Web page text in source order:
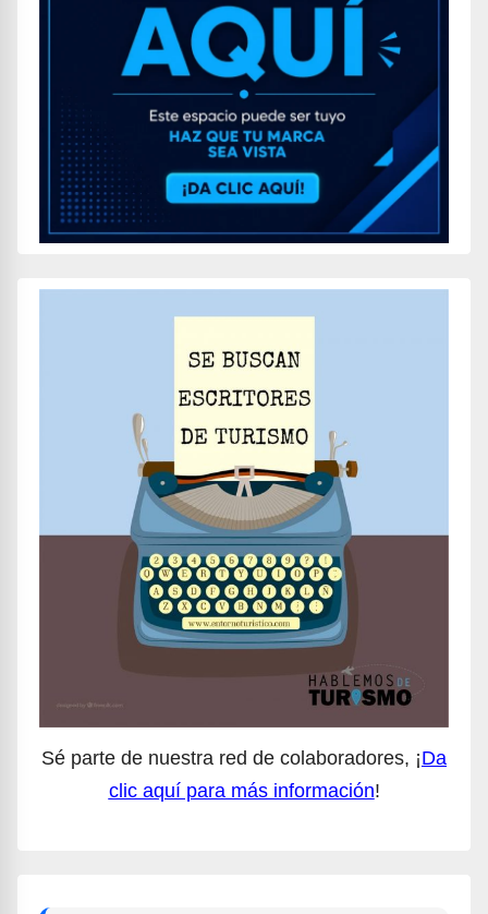
Sé parte de nuestra red de colaboradores, ¡Da
clic aquí para más información!